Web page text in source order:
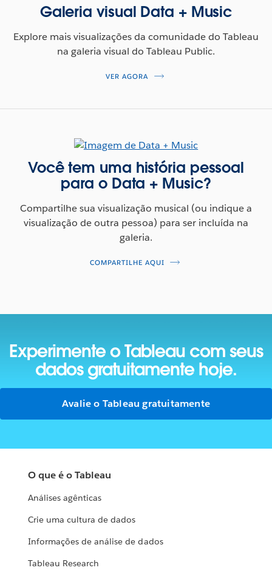
Galeria visual Data + Music
Explore mais visualizações da comunidade do Tableau
na galeria visual do Tableau Public.
VER AGORA
Você tem uma história pessoal
para o Data + Music?
Compartilhe sua visualização musical (ou indique a
visualização de outra pessoa) para ser incluída na
galeria.
COMPARTILHE AQUI
Experimente o Tableau com seus
dadosgratuitamente hoje.
Avalie o Tableau gratuitamente
O que é o Tableau
Análises agênticas
Crie uma cultura de dados
Informações de análise de dados
Tableau Research